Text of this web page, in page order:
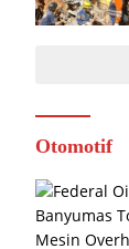
Otomotif